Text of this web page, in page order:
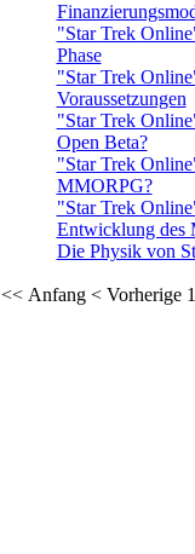
"Star Trek
Phase
"Star Trek
Voraussetzungen
"Star Trek
Open Beta?
"Star Trek
MMORPG?
"Star Trek
Entwicklung des
Die Physik von
<< Anfang < Vorherige 1